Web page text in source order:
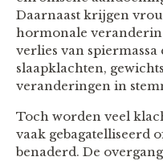
Daarnaast krijgen
hormonale
verlies van
slaapklachten,
veranderingen in
Toch worden veel
vaak gebagatelliseerd
benaderd. De